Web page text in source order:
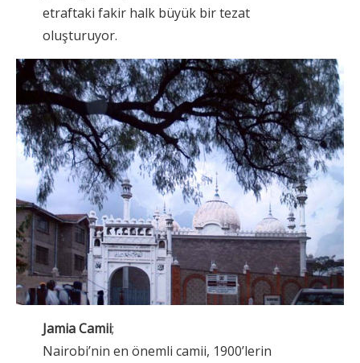
etraftaki fakir halk büyük bir tezat
oluşturuyor.
Jamia Camii;
Nairobi’nin en önemli camii, 1900’lerin